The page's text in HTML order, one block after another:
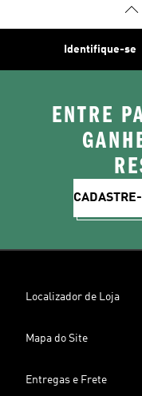
Identifique-se
ENTRE
Localizador de Loja
Mapa do Site
Entregas e Frete